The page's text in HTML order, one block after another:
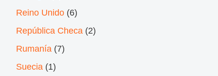
Reino Unido (6)
República Checa (2)
Rumanía (7)
Suecia (1)